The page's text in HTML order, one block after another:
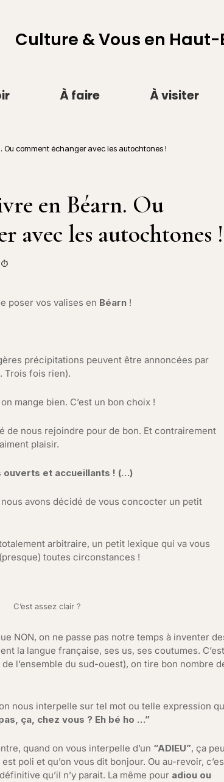
Culture & Vous en Haut-
À faire À visiter
Ou comment échanger avec les autochtones !
en Béarn. Ou
avec les autochtones !
⏱️
poser vos valises en Béarn !
précipitations peuvent être annoncées par
Trois fois rien).
mange bien. C’est un bon choix !
de nous rejoindre pour de bon. Et contrairement
plaisir.
ouverts et accueillants ! (…)
avons décidé de vous concocter un petit
arbitraire, un petit lexique qui va vous
toutes circonstances !
C’est assez clair ?
NON, on ne passe pas notre temps à inventer
la langue française, ses us, ses coutumes. C’est
l’ensemble du sud-ouest), on tire bon nombre
nous interpelle sur tel mot ou telle expression
ça, chez vous ? Eh bé ho …”
quand on vous interpelle d’un “ADIEU”, ça
poli et qu’on vous dit bonjour. Ou au-revoir,
qu’il n’y parait. La même pour adiou ou